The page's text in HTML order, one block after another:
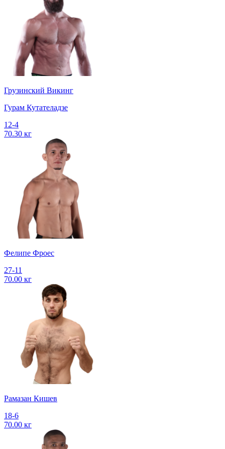
Грузинский Викинг
Гурам Кутателадзе
12-4
70.30 кг
Фелипе Фроес
27-11
70.00 кг
Рамазан Кишев
18-6
70.00 кг